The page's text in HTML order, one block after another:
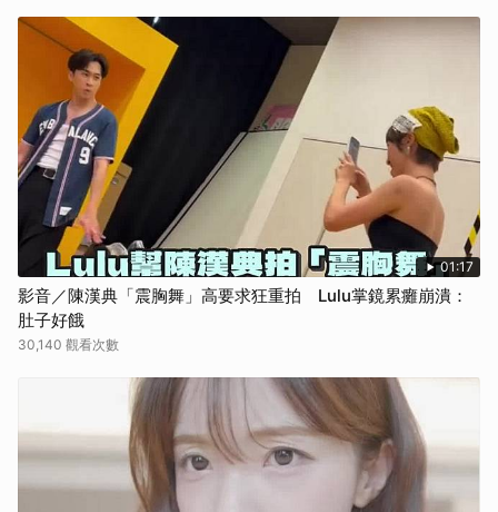
01:17
影音／陳漢典「震胸舞」高要求狂重拍 Lulu掌鏡累癱崩潰：
肚子好餓
30,140 觀看次數